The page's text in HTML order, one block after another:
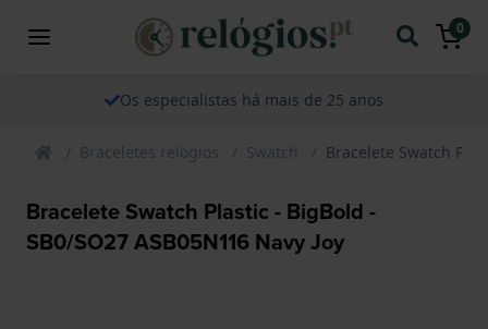
0
Os especialistas há mais de 25 anos
Braceletes relogios Swatch Bracelete Swatch
Bracelete Swatch Plastic - BigBold -
SB0/SO27 ASB05N116 Navy Joy